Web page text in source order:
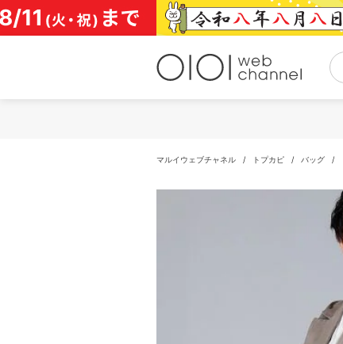
コ
ン
テ
マルイウェブチャネル / トプカピ / バッグ /